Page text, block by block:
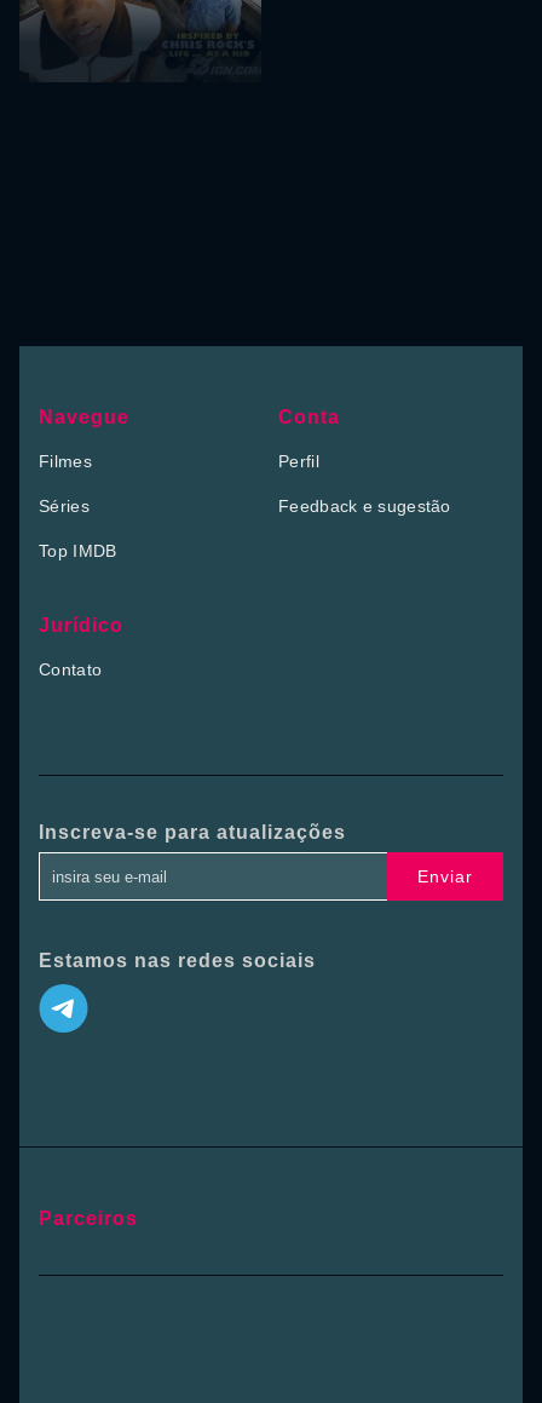
Navegue
Filmes
Séries
Top IMDB
Conta
Perfil
Feedback e sugestão
Jurídico
Contato
Inscreva-se para atualizações
Enviar
Estamos nas redes sociais
Parceiros